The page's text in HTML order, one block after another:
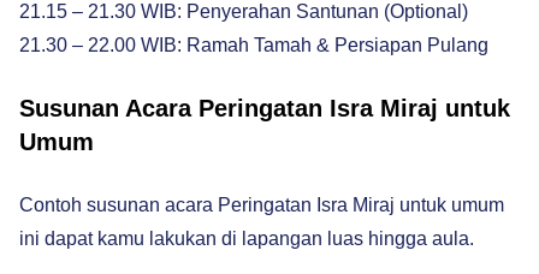
21.15 – 21.30 WIB: Penyerahan Santunan (Optional)
21.30 – 22.00 WIB: Ramah Tamah & Persiapan Pulang
Susunan Acara Peringatan Isra Miraj untuk
Umum
Contoh susunan acara Peringatan Isra Miraj untuk umum
ini dapat kamu lakukan di lapangan luas hingga aula.